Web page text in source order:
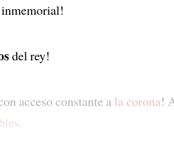
del rey!
acceso constante a la corona!
.